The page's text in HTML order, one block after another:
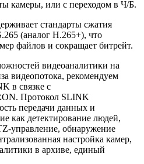
камеры, или с переходом в Ч/Б.
стандарты сжатия
(аналог H.265+), что
файлов и сокращает битрейт.
видеоаналитики на
видеопотока, рекомендуем
в связке с
Протокол SLINK
передачи данных и
как детектирование людей,
управление, обнаружение
настройка камер,
в архиве, единый